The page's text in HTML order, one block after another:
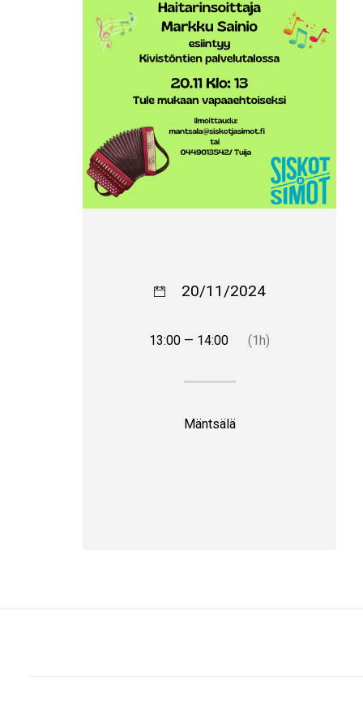
20/11/2024
13:00 — 14:00 (1h)
Mäntsälä